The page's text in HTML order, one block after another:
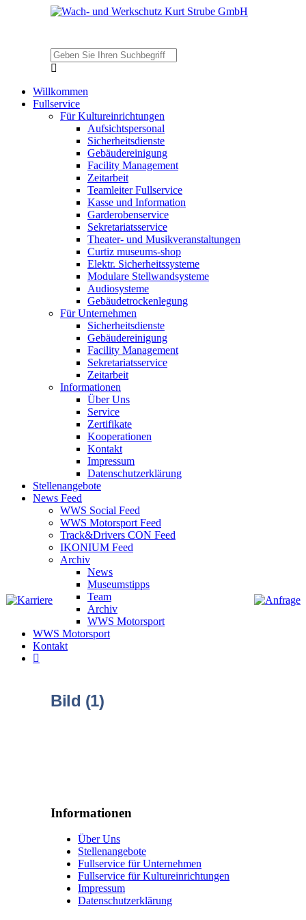
Willkommen
Fullservice
Für Kultureinrichtungen
Aufsichtspersonal
Sicherheitsdienste
Gebäudereinigung
Facility Management
Zeitarbeit
Teamleiter Fullservice
Kasse und Information
Garderobenservice
Sekretariatsservice
Theater- und Musikveranstaltungen
Curtiz museums-shop
Elektr. Sicherheitssysteme
Modulare Stellwandsysteme
Audiosysteme
Gebäudetrockenlegung
Für Unternehmen
Sicherheitsdienste
Gebäudereinigung
Facility Management
Sekretariatsservice
Zeitarbeit
Informationen
Über Uns
Service
Zertifikate
Kooperationen
Kontakt
Impressum
Datenschutzerklärung
Stellenangebote
News Feed
WWS Social Feed
WWS Motorsport Feed
Track&Drivers CON Feed
IKONIUM Feed
Archiv
News
Museumstipps
Team
Archiv
WWS Motorsport
WWS Motorsport
Kontakt
Bild (1)
Informationen
Über Uns
Stellenangebote
Fullservice für Unternehmen
Fullservice für Kultureinrichtungen
Impressum
Datenschutzerklärung